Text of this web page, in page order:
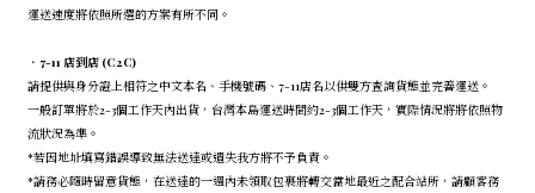
運送速度將依照所選的方案有所不同。
．7-11 店到店 (C2C)
請提供與身分證上相符之中文本名、手機號碼、7-11店名以供雙方查詢貨態並完善運送。
一般訂單將於2-3個工作天內出貨，台灣本島運送時間約2-3個工作天，實際情況將將依照物
流狀況為準。
*若因地址填寫錯誤導致無法送達或遺失我方將不予負責。
*請務必隨時留意貨態，在送達的一週內未領取包裹將轉交當地最近之配合站所，請顧客務